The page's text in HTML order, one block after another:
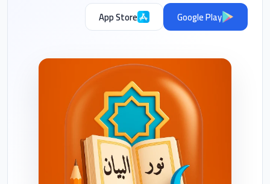
Google Play
App Store